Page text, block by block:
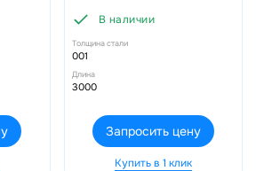
В наличии
Толщина стали
001
Длина
3000
Запросить цену
Купить в 1 клик